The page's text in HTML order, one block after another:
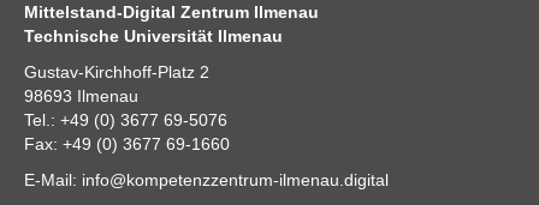
Mittelstand-Digital Zentrum Ilmenau
Technische Universität Ilmenau
Gustav-Kirchhoff-Platz 2
98693 Ilmenau
Tel.: +49 (0) 3677 69-5076
Fax: +49 (0) 3677 69-1660
E-Mail: info@kompetenzzentrum-ilmenau.digital